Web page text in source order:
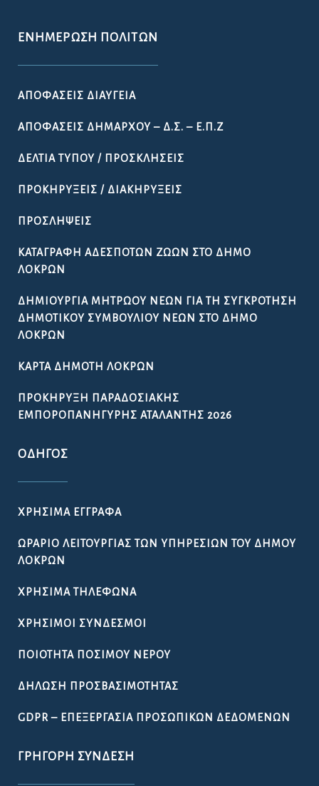
ΕΝΗΜΈΡΩΣΗ ΠΟΛΙΤΏΝ
ΑΠΟΦΆΣΕΙΣ ΔΙΑΎΓΕΙΑ
ΑΠΟΦΆΣΕΙΣ ΔΗΜΆΡΧΟΥ – Δ.Σ. – Ε.Π.Ζ
ΔΕΛΤΊΑ ΤΎΠΟΥ / ΠΡΟΣΚΛΉΣΕΙΣ
ΠΡΟΚΗΡΎΞΕΙΣ / ΔΙΑΚΗΡΎΞΕΙΣ
ΠΡΟΣΛΉΨΕΙΣ
ΚΑΤΑΓΡΑΦΉ ΑΔΈΣΠΟΤΩΝ ΖΏΩΝ ΣΤΟ ΔΉΜΟ
ΛΟΚΡΏΝ
ΔΗΜΙΟΥΡΓΊΑ ΜΗΤΡΏΟΥ ΝΈΩΝ ΓΙΑ ΤΗ ΣΥΓΚΡΌΤΗΣΗ
ΔΗΜΟΤΙΚΟΎ ΣΥΜΒΟΥΛΊΟΥ ΝΈΩΝ ΣΤΟ ΔΉΜΟ
ΛΟΚΡΏΝ
ΚΆΡΤΑ ΔΗΜΌΤΗ ΛΟΚΡΏΝ
ΠΡΟΚΉΡΥΞΗ ΠΑΡΑΔΟΣΙΑΚΉΣ
ΕΜΠΟΡΟΠΑΝΉΓΥΡΗΣ ΑΤΑΛΆΝΤΗΣ 2026
ΟΔΗΓΌΣ
ΧΡΉΣΙΜΑ ΈΓΓΡΑΦΑ
ΩΡΆΡΙΟ ΛΕΙΤΟΥΡΓΊΑΣ ΤΩΝ ΥΠΗΡΕΣΙΏΝ ΤΟΥ ΔΉΜΟΥ
ΛΟΚΡΏΝ
ΧΡΉΣΙΜΑ ΤΗΛΈΦΩΝΑ
ΧΡΉΣΙΜΟΙ ΣΎΝΔΕΣΜΟΙ
ΠΟΙΌΤΗΤΑ ΠΌΣΙΜΟΥ ΝΕΡΟΎ
ΔΉΛΩΣΗ ΠΡΟΣΒΑΣΙΜΌΤΗΤΑΣ
GDPR – ΕΠΕΞΕΡΓΑΣΙΑ ΠΡΟΣΩΠΙΚΩΝ ΔΕΔΟΜΕΝΩΝ
ΓΡΉΓΟΡΗ ΣΎΝΔΕΣΗ